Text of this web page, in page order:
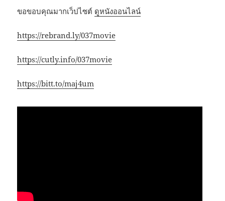
ขอขอบคุณมากเว็ปไซต์ ดูหนังออนไลน์
https://rebrand.ly/037movie
https://cutly.info/037movie
https://bitt.to/maj4um